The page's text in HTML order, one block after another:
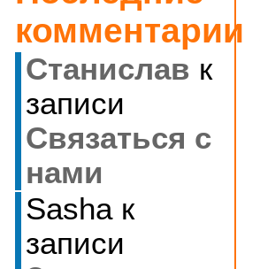
комментарии
Станислав к
записи
Cвязаться с
нами
Sashaк
записи